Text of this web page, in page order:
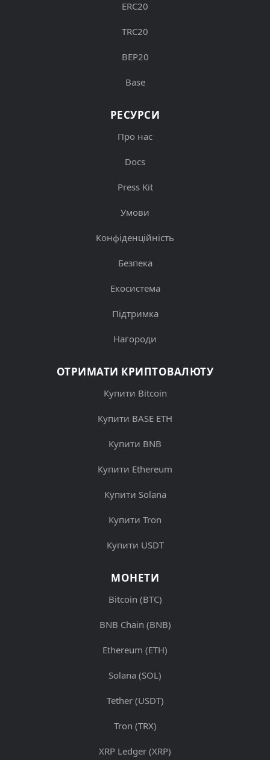
ERC20
TRC20
BEP20
Base
РЕСУРСИ
Про нас
Docs
Press Kit
Умови
Конфіденційність
Безпека
Екосистема
Підтримка
Нагороди
ОТРИМАТИ КРИПТОВАЛЮТУ
Купити Bitcoin
Купити BASE ETH
Купити BNB
Купити Ethereum
Купити Solana
Купити Tron
Купити USDT
МОНЕТИ
Bitcoin (BTC)
BNB Chain (BNB)
Ethereum (ETH)
Solana (SOL)
Tether (USDT)
Tron (TRX)
XRP Ledger (XRP)